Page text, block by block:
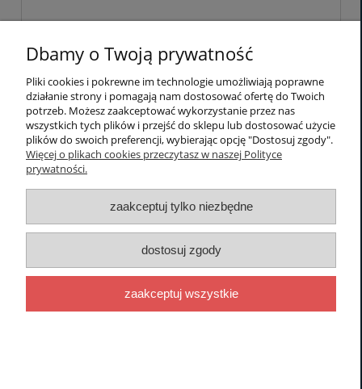
do koszyka
nowość
Dbamy o Twoją prywatność
Pliki cookies i pokrewne im technologie umożliwiają poprawne
działanie strony i pomagają nam dostosować ofertę do Twoich
potrzeb. Możesz zaakceptować wykorzystanie przez nas
wszystkich tych plików i przejść do sklepu lub dostosować użycie
plików do swoich preferencji, wybierając opcję "Dostosuj zgody".
Więcej o plikach cookies przeczytasz w naszej Polityce
prywatności.
zaakceptuj tylko niezbędne
dostosuj zgody
zaakceptuj wszystkie